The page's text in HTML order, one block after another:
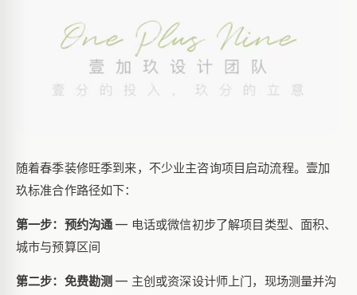
随着春季装修旺季到来，不少业主咨询项目启动流程。壹加
玖标准合作路径如下：
第一步：预约沟通— 电话或微信初步了解项目类型、面积、
城市与预算区间
第二步：免费勘测 — 主创或资深设计师上门，现场测量并沟